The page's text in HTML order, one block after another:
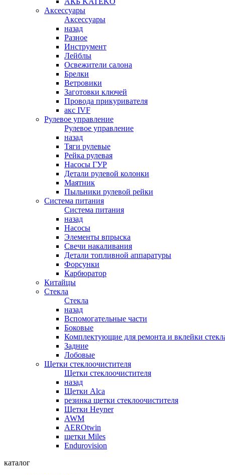
Аксессуары
Аксессуары
назад
Разное
Инструмент
Лейблы
Освежители салона
Брелки
Ветровики
Заготовки ключей
Провода прикуривателя
акс IVF
Рулевое управление
Рулевое управление
назад
Тяги рулевые
Рейка рулевая
Насосы ГУР
Детали рулевой колонки
Маятник
Пыльники рулевой рейки
Система питания
Система питания
назад
Насосы
Элементы впрыска
Свечи накаливания
Детали топливной аппаратуры
Форсунки
Карбюратор
Китайцы
Стекла
Стекла
назад
Вспомогательные части
Боковые
Комплектующие для ремонта и вклейки
Задние
Лобовые
Щетки стеклоочистителя
Щетки стеклоочистителя
назад
Щетки Alca
резинка щетки стеклоочистителя
Щетки Heyner
AWM
AEROtwin
щетки Miles
Endurovision
каталог